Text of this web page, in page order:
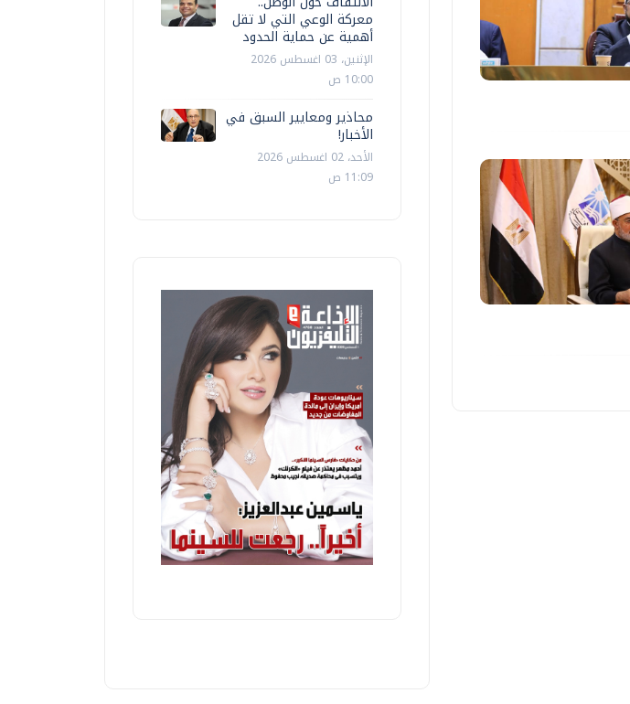
معركة الوعي التي لا تقل
أهمية عن حماية الحدود
الإثنين، 03 اغسطس 2026
10:00 ص
محاذير ومعايير السبق في
الأخبار!
الأحد، 02 اغسطس 2026
11:09 ص